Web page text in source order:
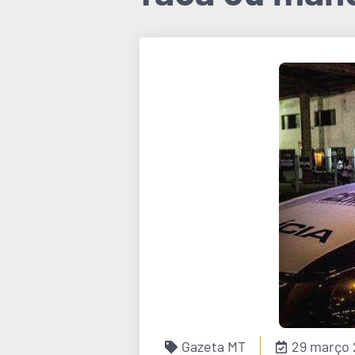
Gazeta MT 29 março